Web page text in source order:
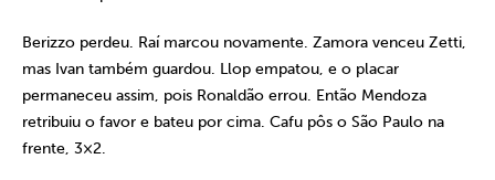
Berizzo perdeu. Raí marcou novamente. Zamora venceu Zetti,
mas Ivan também guardou. Llop empatou, e o placar
permaneceu assim, pois Ronaldão errou. Então Mendoza
retribuiu o favor e bateu por cima. Cafu pôs o São Paulo na
frente, 3×2.